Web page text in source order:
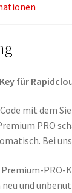
für
mit dem
PRO
Bei
Premium-PRO-
und